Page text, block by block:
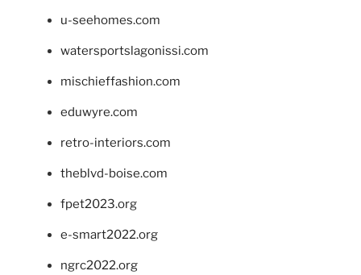
u-seehomes.com
watersportslagonissi.com
mischieffashion.com
eduwyre.com
retro-interiors.com
theblvd-boise.com
fpet2023.org
e-smart2022.org
ngrc2022.org